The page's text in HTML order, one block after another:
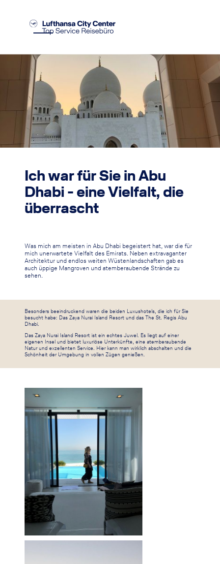
Ich war für Sie in Abu
Dhabi - eine Vielfalt, die
überrascht
Was mich am meisten in Abu Dhabi begeistert hat, war die für
mich unerwartete Vielfalt des Emirats. Neben extravaganter
Architektur und endlos weiten Wüstenlandschaften gab es
auch üppige Mangroven und atemberaubende Strände zu
sehen.
Besonders beeindruckend waren die beiden Luxushotels, die ich für Sie
besucht habe: Das Zaya Nurai Island Resort und das The St. Regis Abu
Dhabi.
Das Zaya Nurai Island Resort ist ein echtes Juwel. Es liegt auf einer
eigenen Insel und bietet luxuriöse Unterkünfte, eine atemberaubende
Natur und exzellenten Service. Hier kann man wirklich abschalten und die
Schönheit der Umgebung in vollen Zügen genießen.